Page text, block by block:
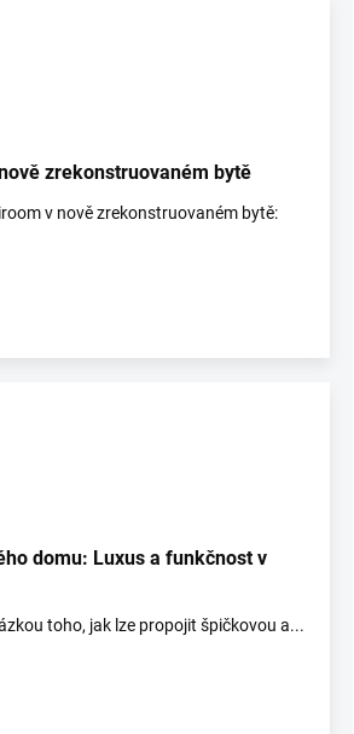
zrekonstruovaném bytě
v nově zrekonstruovaném bytě:
domu: Luxus a funkčnost v
toho, jak lze propojit špičkovou a...